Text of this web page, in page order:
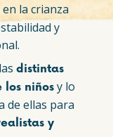
la crianza
y
distintas
niños y lo
de ellas para
y